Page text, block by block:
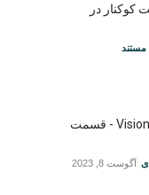
در
مستند
پادکست Vision 2030 - قسمت
آگوست 8, 2023